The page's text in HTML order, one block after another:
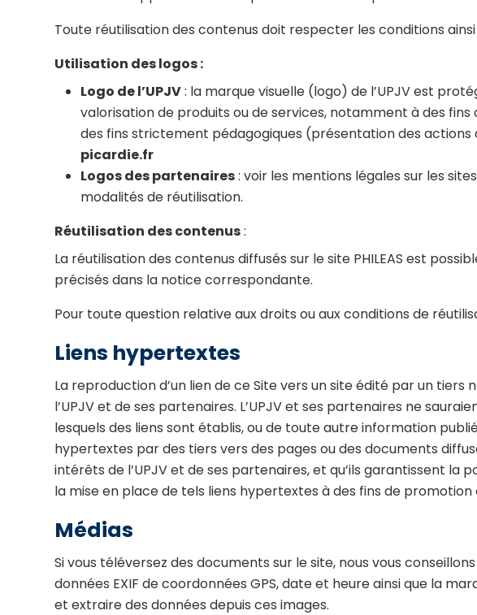
Toute réutilisation des contenus doit respecter les conditions ainsi
Utilisation des logos :
Logo de l’UPJV: la marque visuelle (logo) de l’UPJV est
valorisation de produits ou de services, notamment à des
des fins strictement pédagogiques (présentation des actions
picardie.fr
Logos des partenaires: voir les mentions légales sur les
modalités de réutilisation.
Réutilisation des contenus:
La réutilisation des contenus diffusés sur le site PHILEAS est
précisés dans la notice correspondante.
Pour toute question relative aux droits ou aux conditions de
Liens hypertextes
La reproduction d’un lien de ce Site vers un site édité par un
l’UPJV et de ses partenaires. L’UPJV et ses partenaires ne
lesquels des liens sont établis, ou de toute autre information
hypertextes par des tiers vers des pages ou des documents
intérêts de l’UPJV et de ses partenaires, et qu’ils garantissent la
la mise en place de tels liens hypertextes à des fins de
Médias
Si vous téléversez des documents sur le site, nous vous
données EXIF de coordonnées GPS, date et heure ainsi que la
et extraire des données depuis ces images.